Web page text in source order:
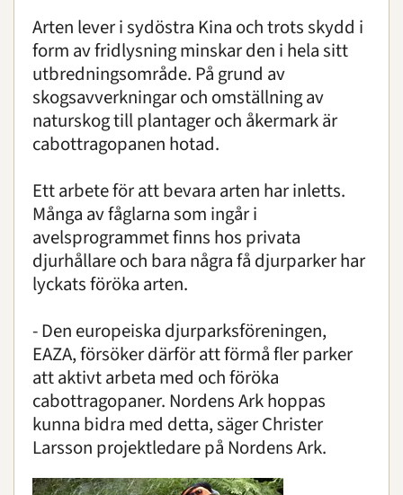
Arten lever i sydöstra Kina och trots skydd i
form av fridlysning minskar den i hela sitt
utbredningsområde. På grund av
skogsavverkningar och omställning av
naturskog till plantager och åkermark är
cabottragopanen hotad.
Ett arbete för att bevara arten har inletts.
Många av fåglarna som ingår i
avelsprogrammet finns hos privata
djurhållare och bara några få djurparker har
lyckats föröka arten.
- Den europeiska djurparksföreningen,
EAZA, försöker därför att förmå fler parker
att aktivt arbeta med och föröka
cabottragopaner. Nordens Ark hoppas
kunna bidra med detta, säger Christer
Larsson projektledare på Nordens Ark.